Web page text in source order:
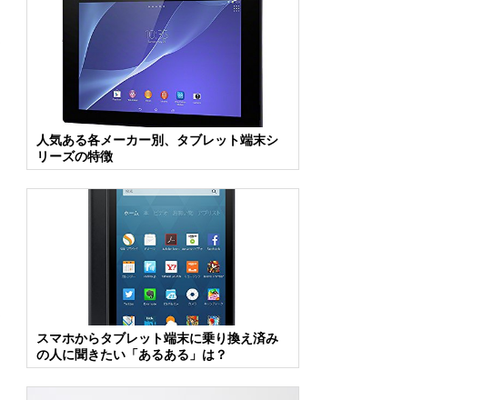
人気ある各メーカー別、タブレット端末シ
リーズの特徴
スマホからタブレット端末に乗り換え済み
の人に聞きたい「あるある」は？